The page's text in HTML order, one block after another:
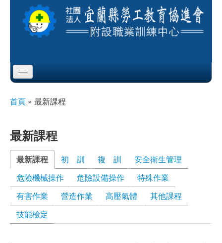
Skip to content
Skip to navigation
服務項目
公布欄
課程公告
即測即評
您在這裡
首頁 » 最新課程
最新課程
最新課程 (作用中頁籤)
初 訓 複 訓
安全衛生管理
危險機械操作
危險設備操作
特殊作業
有害作業
營造作業 高壓氣體
其他課程
技能檢定